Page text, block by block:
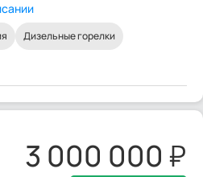
Дизельные горелки
3 000 000